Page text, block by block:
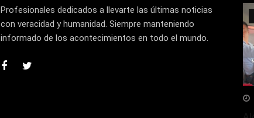
Profesionales dedicados a llevarte las últimas noticias
con veracidad y humanidad. Siempre manteniendo
informado de los acontecimientos en todo el mundo.